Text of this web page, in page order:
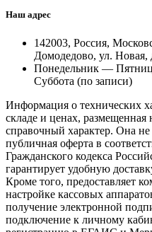
Наш адрес
142003, Россия,
Домодедово, ул. Новая,
Понедельник —
Суббота (по записи)
Информация о технических
складе и ценах, размещенная
справочный характер. Она не
публичная оферта в
Гражданского кодекса
гарантирует удобную
Кроме того, предоставляет
настройке кассовых
получение электронной
подключение к личному